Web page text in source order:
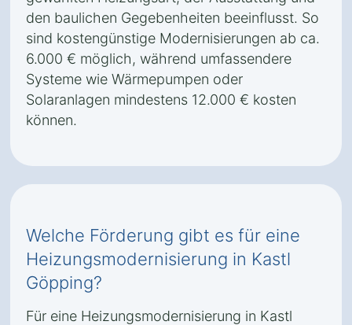
den baulichen Gegebenheiten beeinflusst. So
sind kostengünstige Modernisierungen ab ca.
6.000 € möglich, während umfassendere
Systeme wie Wärmepumpen oder
Solaranlagen mindestens 12.000 € kosten
können.
Welche Förderung gibt es für eine
Heizungsmodernisierung in Kastl
Göpping?
Für eine Heizungsmodernisierung in Kastl